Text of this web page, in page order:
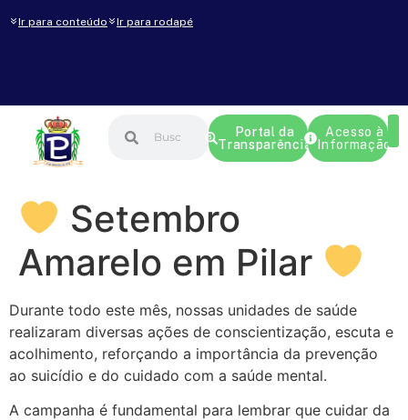
Ir para conteúdo Ir para rodapé
Portal da
Transparência
Acesso à
Informação
Setembro
Amarelo em Pilar
Durante todo este mês, nossas unidades de saúde
realizaram diversas ações de conscientização, escuta e
acolhimento, reforçando a importância da prevenção
ao suicídio e do cuidado com a saúde mental.
A campanha é fundamental para lembrar que cuidar da